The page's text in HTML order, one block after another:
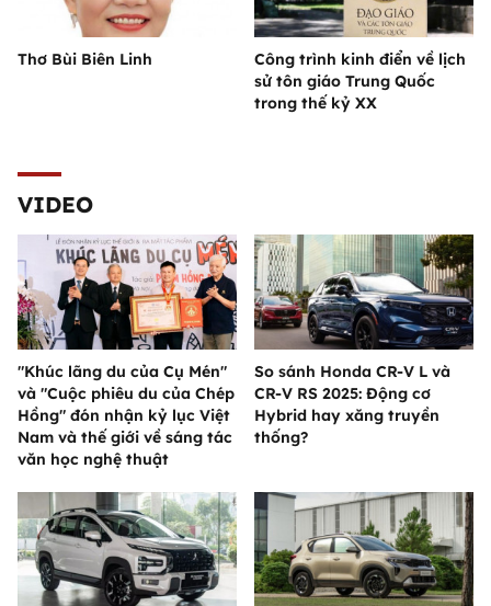
Thơ Bùi Biên Linh
Công trình kinh điển về lịch
sử tôn giáo Trung Quốc
trong thế kỷ XX
VIDEO
"Khúc lãng du của Cụ Mén"
và "Cuộc phiêu du của Chép
Hồng" đón nhận kỷ lục Việt
Nam và thế giới về sáng tác
văn học nghệ thuật
So sánh Honda CR-V L và
CR-V RS 2025: Động cơ
Hybrid hay xăng truyền
thống?